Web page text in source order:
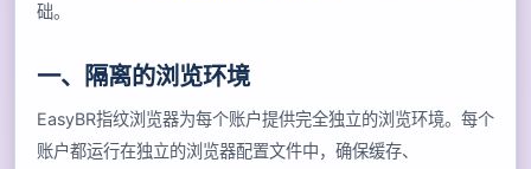
础。
一、隔离的浏览环境
EasyBR指纹浏览器为每个账户提供完全独立的浏览环境。每个
账户都运行在独立的浏览器配置文件中，确保缓存、